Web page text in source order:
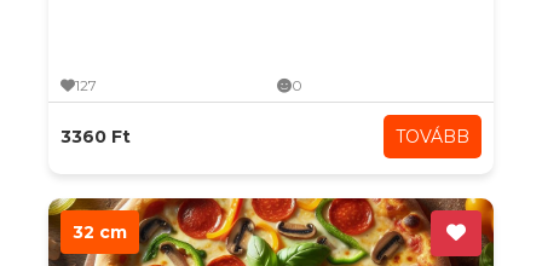
127 0
3360 Ft TOVÁBB
32 cm